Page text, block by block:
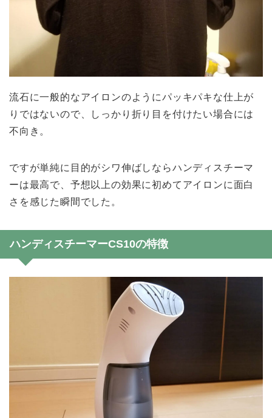
流石に一般的なアイロンのようにパッキパキな仕上が
りではないので、しっかり折り目を付けたい場合には
不向き。
ですが単純に目的がシワ伸ばしならハンディスチーマ
ーは最高で、予想以上の効果に初めてアイロンに面白
さを感じた瞬間でした。
ハンディスチーマーCS10の特徴